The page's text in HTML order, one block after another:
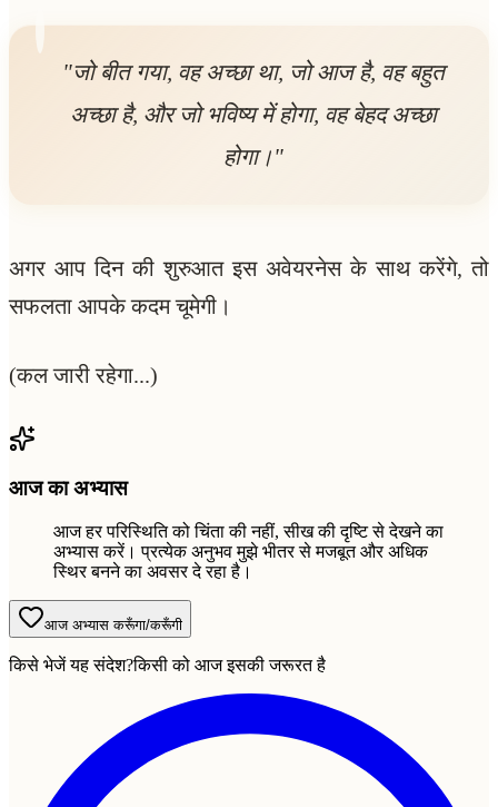
"जो बीत गया, वह अच्छा था, जो आज है, वह बहुत
अच्छा है, और जो भविष्य में होगा, वह बेहद अच्छा
होगा।"
अगर आप दिन की शुरुआत इस अवेयरनेस के साथ करेंगे, तो
सफलता आपके कदम चूमेगी।
(कल जारी रहेगा...)
आज का अभ्यास
आज हर परिस्थिति को चिंता की नहीं, सीख की दृष्टि से देखने का
अभ्यास करें। प्रत्येक अनुभव मुझे भीतर से मजबूत और अधिक
स्थिर बनने का अवसर दे रहा है।
आज अभ्यास करूँगा/करूँगी
किसे भेजें यह संदेश?किसी को आज इसकी जरूरत है